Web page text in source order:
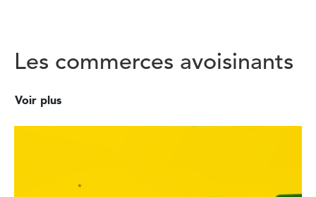
Les commerces avoisinants
Voir plus